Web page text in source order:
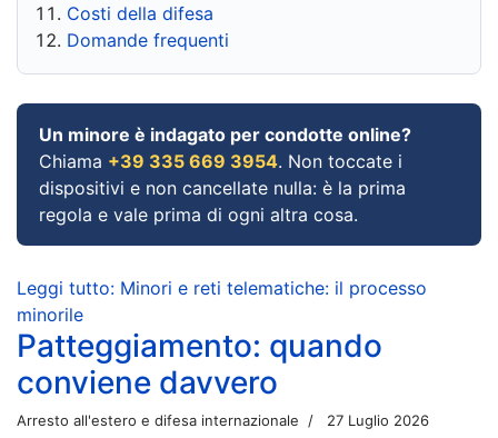
Costi della difesa
Domande frequenti
Un minore è indagato per condotte online?
Chiama +39 335 669 3954. Non toccate i
dispositivi e non cancellate nulla: è la prima
regola e vale prima di ogni altra cosa.
Leggi tutto: Minori e reti telematiche: il processo
minorile
Patteggiamento: quando
conviene davvero
Arresto all'estero e difesa internazionale 27 Luglio 2026